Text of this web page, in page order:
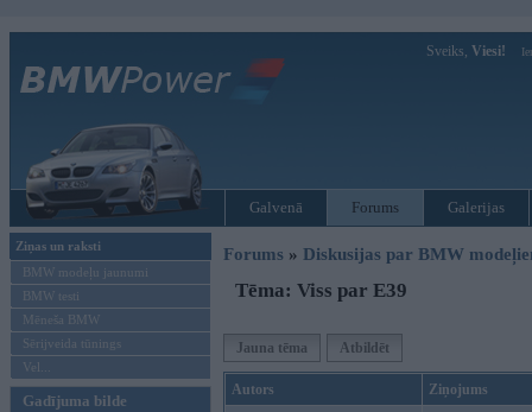
Sveiks, Viesi!
Galvenā Forums Galerijas
Ziņas un raksti
BMW modeļu jaunumi
BMW testi
Mēneša BMW
Sērijveida tūnings
Vel...
Gadījuma bilde
Forums » Diskusijas par BMW
Tēma: Viss par E39
Jauna tēma Atbildēt
Autors Ziņojums